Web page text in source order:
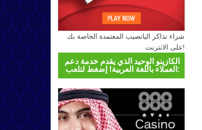
شراء تذاكر اليانصيب المعتمدة الخاصة بك
على الانترنت!
الكازينو الوحيد الذي يقدم خدمة دعم
العملاء باللغة العربية! إضغط لتلعب: